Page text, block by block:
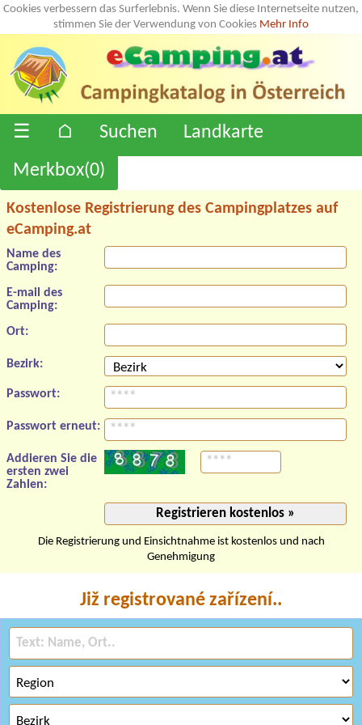
Cookies verbessern das Surferlebnis. Wenn Sie diese Internetseite nutzen,
stimmen Sie der Verwendung von Cookies Mehr Info
☰ ⌂ Suchen
Landkarte
Merkbox(0)
Kostenlose Registrierung des Campingplatzes auf
eCamping.at
Name des
Camping:
E-mail des
Camping:
Ort:
Bezirk:
Passwort:
Passwort erneut:
Addieren Sie die
ersten zwei
Zahlen:
Die Registrierung und Einsichtnahme ist kostenlos und nach
Genehmigung
Již registrované zařízení..